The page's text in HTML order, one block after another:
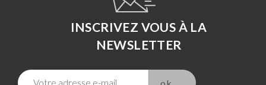
INSCRIVEZ VOUS À LA
NEWSLETTER